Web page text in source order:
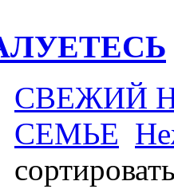
СВЕЖИЙ
СЕМЬЕ